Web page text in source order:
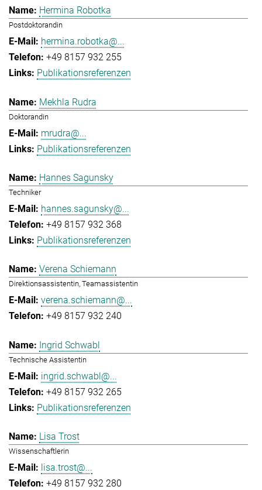
Hermina Robotka
Postdoktorandin
hermina.robotka@...
+49 8157 932 255
Publikationsreferenzen
Mekhla Rudra
Doktorandin
mrudra@...
Publikationsreferenzen
Hannes Sagunsky
Techniker
hannes.sagunsky@...
+49 8157 932 368
Publikationsreferenzen
Verena Schiemann
Direktionsassistentin, Teamassistentin
verena.schiemann@...
+49 8157 932 240
Ingrid Schwabl
Technische Assistentin
ingrid.schwabl@...
+49 8157 932 265
Publikationsreferenzen
Lisa Trost
Wissenschaftlerin
lisa.trost@...
+49 8157 932 280